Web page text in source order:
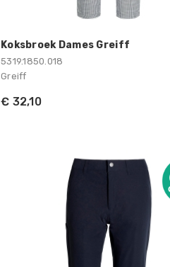
Koksbroek Dames Greiff
5319.1850.018
Greiff
€ 32,10